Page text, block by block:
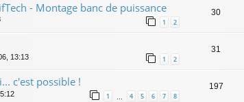
- Montage banc de puissance
1 2
30
13:13 1 2
31
c'est possible !
1 … 4 5 6 7 8
197